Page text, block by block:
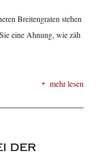
Breitengraten stehen
eine Ahnung, wie zäh
mehr lesen
der